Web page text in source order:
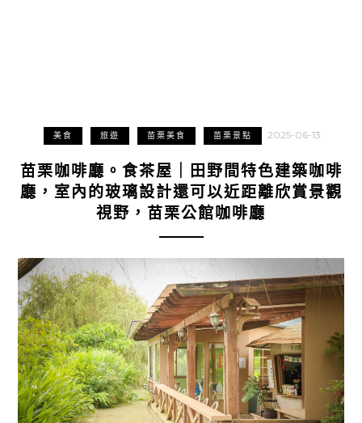
美食 旅遊 苗栗美食 苗栗景點 2025-06-13
苗栗咖啡廳。食茶屋｜田野間特色建築咖啡
廳，室內的玻璃設計還可以近距離欣賞景觀
視野，苗栗公館咖啡廳